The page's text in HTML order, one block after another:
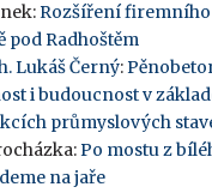
:Rozšíření firemního
pod Radhoštěm
Lukáš Černý:
i budoucnost v
průmyslových
:Po mostu z
na jaře